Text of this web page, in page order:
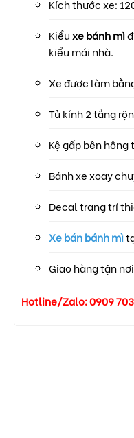
Kích thước xe:
Kiểuxe bánh mì
kiểu mái nhà.
Xe được làm
Tủ kính 2 tầng
Kệ gấp bên
Bánh xe xoay
Decal trang trí
Xe bán bánh mì
Giao hàng tận
Hotline/Zalo: 0909